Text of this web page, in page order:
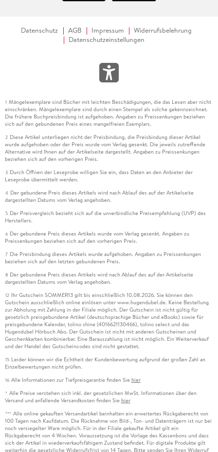
Datenschutz AGB Impressum
Widerrufsbelehrung
Datenschutzeinstellungen
1 Mängelexemplare sind Bücher mit leichten Beschädigungen, die das Lesen aber nicht
einschränken. Mängelexemplare sind durch einen Stempel als solche gekennzeichnet.
Die frühere Buchpreisbindung ist aufgehoben. Angaben zu Preissenkungen beziehen
sich auf den gebundenen Preis eines mangelfreien Exemplars.
2 Diese Artikel unterliegen nicht der Preisbindung, die Preisbindung dieser Artikel
wurde aufgehoben oder der Preis wurde vom Verlag gesenkt. Die jeweils zutreffende
Alternative wird Ihnen auf der Artikelseite dargestellt. Angaben zu Preissenkungen
beziehen sich auf den vorherigen Preis.
3 Durch Öffnen der Leseprobe willigen Sie ein, dass Daten an den Anbieter der
Leseprobe übermittelt werden.
4 Der gebundene Preis dieses Artikels wird nach Ablauf des auf der Artikelseite
dargestellten Datums vom Verlag angehoben.
5 Der Preisvergleich bezieht sich auf die unverbindliche Preisempfehlung (UVP) des
Herstellers.
6 Der gebundene Preis dieses Artikels wurde vom Verlag gesenkt. Angaben zu
Preissenkungen beziehen sich auf den vorherigen Preis.
7 Die Preisbindung dieses Artikels wurde aufgehoben. Angaben zu Preissenkungen
beziehen sich auf den letzten gebundenen Preis.
8 Der gebundene Preis dieses Artikels wird nach Ablauf des auf der Artikelseite
dargestellten Datums vom Verlag angehoben.
12 Ihr Gutschein SOMMER13 gilt bis einschließlich 10.08.2026. Sie können den
Gutschein ausschließlich online einlösen unter www.hugendubel.de. Keine Bestellung
zur Abholung mit Zahlung in der Filiale möglich. Der Gutschein ist nicht gültig für
gesetzlich preisgebundene Artikel (deutschsprachige Bücher und eBooks) sowie für
preisgebundene Kalender, tolino shine (4016621130466), tolino select und das
Hugendubel Hörbuch Abo. Der Gutschein ist nicht mit anderen Gutscheinen und
Geschenkkarten kombinierbar. Eine Barauszahlung ist nicht möglich. Ein Weiterverkauf
und der Handel des Gutscheincodes sind nicht gestattet.
15 Leider können wir die Echtheit der Kundenbewertung aufgrund der großen Zahl an
Einzelbewertungen nicht prüfen.
16 Alle Informationen zur Tiefpreisgarantie finden Sie hier
* Alle Preise verstehen sich inkl. der gesetzlichen MwSt. Informationen über den
Versand und anfallende Versandkosten finden Sie hier
*** Alle online gekauften Versandartikel beinhalten ein erweitertes Rückgaberecht von
100 Tagen nach Kaufdatum. Die Rücknahme von Bild-, Ton- und Datenträgern ist nur bei
noch versiegelter Ware möglich. Für in der Filiale gekaufte Artikel gilt ein
Rückgaberecht von 4 Wochen. Voraussetzung ist die Vorlage des Kassenbons und dass
sich der Artikel in wiederverkaufsfähigem Zustand befindet. Für digitale Produkte gilt
weiterhin die gesetzliche Widerrufsfrist von 14 Tagen. Bitte senden Sie Ihren Widerruf